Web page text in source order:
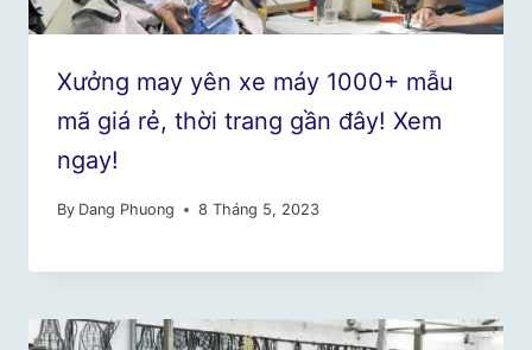
Xưởng may yên xe máy 1000+ mẫu
mã giá rẻ, thời trang gần đây! Xem
ngay!
By Dang Phuong 8 Tháng 5, 2023